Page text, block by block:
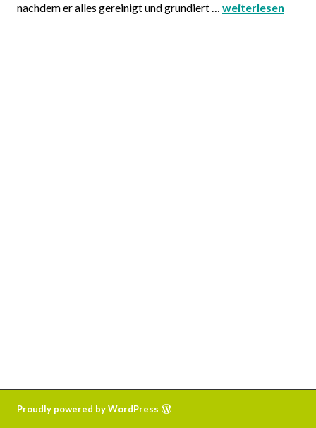
nachdem er alles gereinigt und grundiert … weiterlesen
Proudly powered by WordPress